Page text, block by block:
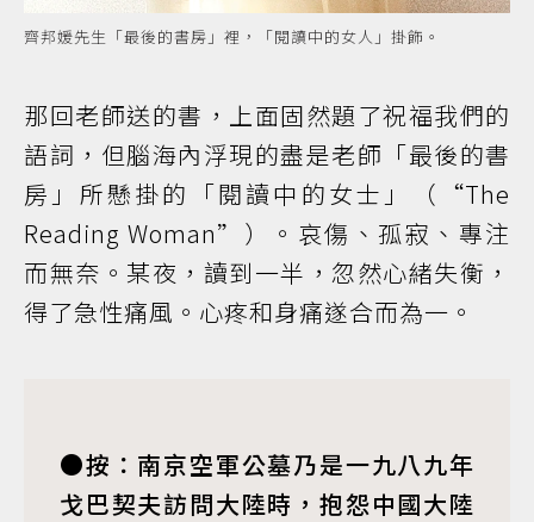
齊邦媛先生「最後的書房」裡，「閱讀中的女人」掛飾。
那回老師送的書，上面固然題了祝福我們的
語詞，但腦海內浮現的盡是老師「最後的書
房」所懸掛的「閱讀中的女士」（“The
Reading Woman”）。哀傷、孤寂、專注
而無奈。某夜，讀到一半，忽然心緒失衡，
得了急性痛風。心疼和身痛遂合而為一。
●按：南京空軍公墓乃是一九八九年
戈巴契夫訪問大陸時，抱怨中國大陸